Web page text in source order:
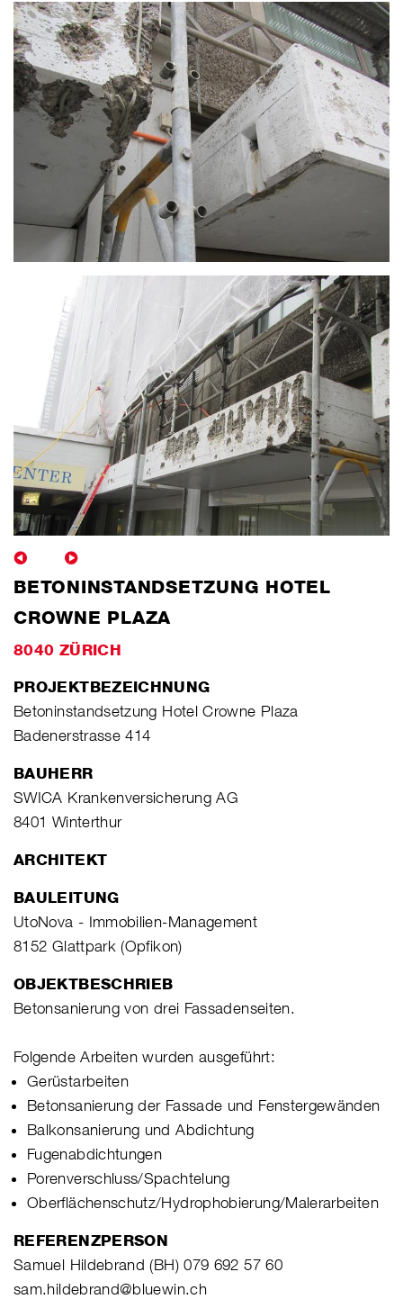
BETONINSTANDSETZUNG HOTEL
CROWNE PLAZA
8040 ZÜRICH
PROJEKTBEZEICHNUNG
Betoninstandsetzung Hotel Crowne Plaza
Badenerstrasse 414
BAUHERR
SWICA Krankenversicherung AG
8401 Winterthur
ARCHITEKT
BAULEITUNG
UtoNova - Immobilien-Management
8152 Glattpark (Opfikon)
OBJEKTBESCHRIEB
Betonsanierung von drei Fassadenseiten.
Folgende Arbeiten wurden ausgeführt:
Gerüstarbeiten
Betonsanierung der Fassade und Fenstergewänden
Balkonsanierung und Abdichtung
Fugenabdichtungen
Porenverschluss/Spachtelung
Oberflächenschutz/Hydrophobierung/Malerarbeiten
REFERENZPERSON
Samuel Hildebrand (BH) 079 692 57 60
sam.hildebrand@bluewin.ch